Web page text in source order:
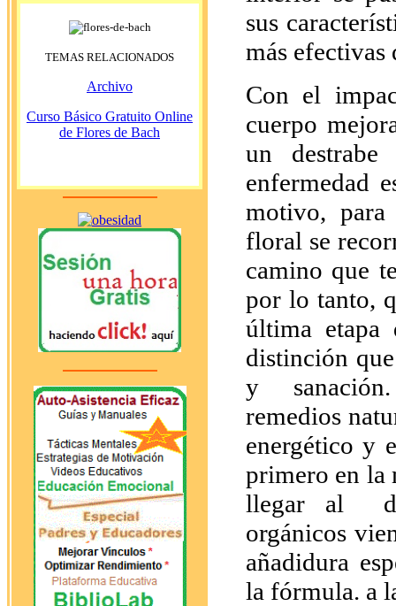
TEMAS RELACIONADOS
Archivo
Curso Básico Gratuito Online
de Flores de Bach
sus
más
Con el
cuerpo
un
enfermedad
motivo,
floral se
camino que
por lo tanto,
última
distinción
y
remedios
energético y
primero en la
llegar al de
orgánicos
añadidura
la fórmula. a